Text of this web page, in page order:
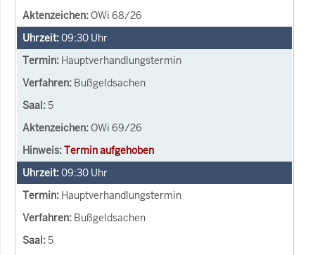
OWi 68/26
09:30 Uhr
Hauptverhandlungstermin
Bußgeldsachen
5
OWi 69/26
Termin aufgehoben
09:30 Uhr
Hauptverhandlungstermin
Bußgeldsachen
5